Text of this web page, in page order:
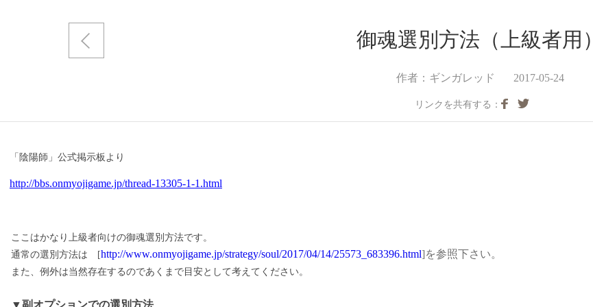
御魂選別方法（上級者用）
作者：ギンガレッド 2017-05-24
リンクを共有する：
「陰陽師」公式掲示板より
http://bbs.onmyojigame.jp/thread-13305-1-1.html
ここはかなり上級者向けの御魂選別方法です。
通常の選別方法は [http://www.onmyojigame.jp/strategy/soul/2017/04/14/25573_683396.html]を参照下さい。
また、例外は当然存在するのであくまで目安として考えてください。
▼副オプションでの選別方法